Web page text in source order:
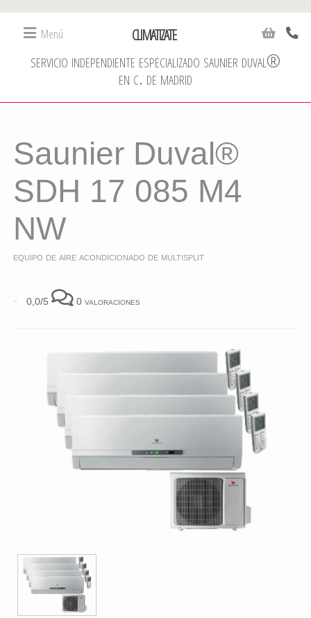
Menú CLIMATIZATE
servicio independiente especializado saunier duval®
en c. de madrid
Saunier Duval®
SDH 17 085 M4
NW
equipo de aire acondicionado de multisplit
- 0,0/5 0 valoraciones